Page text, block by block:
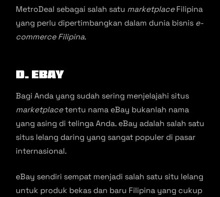
MetroDeal sebagai salah satu marketplaceFilipina
yang perlu dipertimbangkan dalam dunia bisnis e-
commerce Filipina.
D. eBay
Bagi Anda yang sudah sering menjelajahi situs
marketplacetentu nama eBay bukanlah nama
yang asing di telinga Anda. eBay adalah salah satu
situs lelang daring yang sangat populer di pasar
internasional.
eBay sendiri sempat menjadi salah satu situ lelang
untuk produk bekas dan baru Filipina yang cukup